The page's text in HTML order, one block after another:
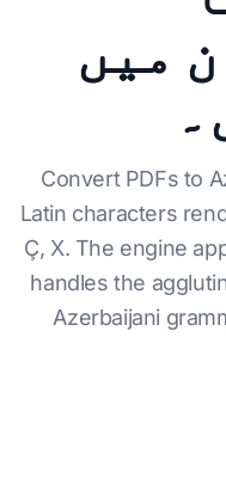
میں
Convert PDFs to
Latin characters
Ç, X. The engine
handles the
Azerbaijani